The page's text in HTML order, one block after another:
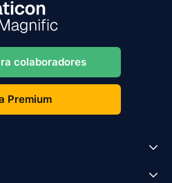
colaboradores
Premium